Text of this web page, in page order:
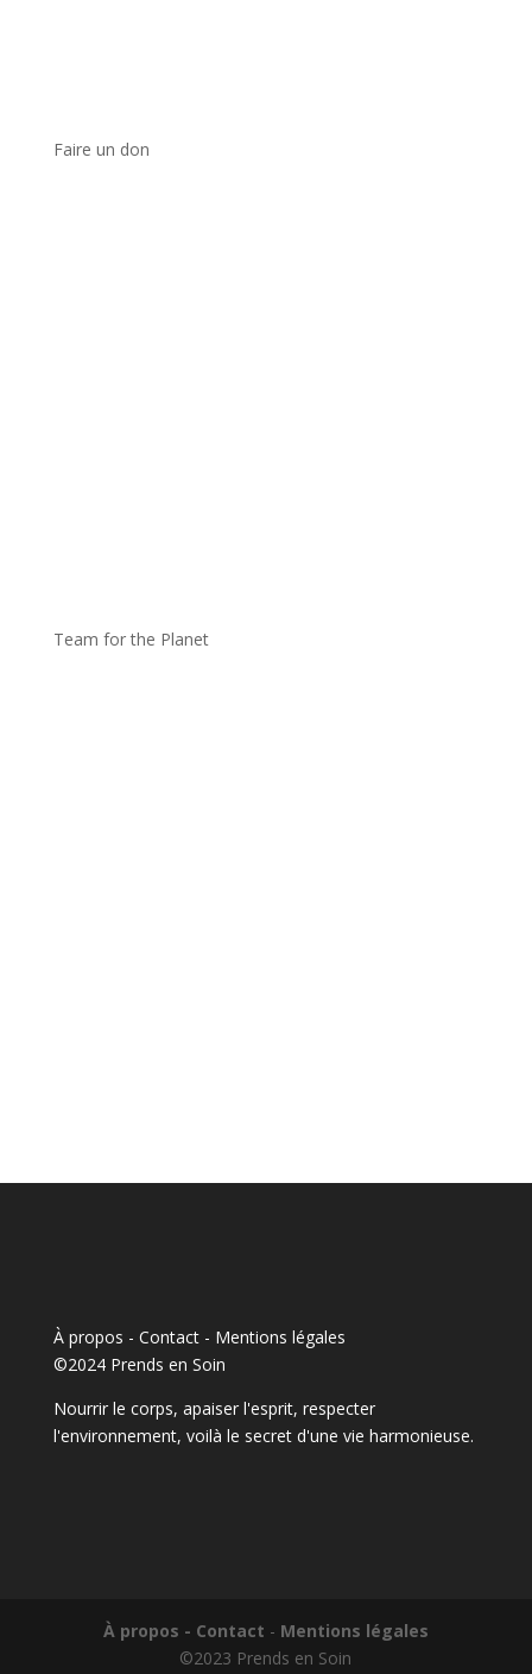
Faire un don
Team for the Planet
À propos - Contact- Mentions légales
©2024 Prends en Soin
Nourrir le corps, apaiser l'esprit, respecter
l'environnement, voilà le secret d'une vie harmonieuse.
À propos - Contact - Mentions légales
©2023 Prends en Soin